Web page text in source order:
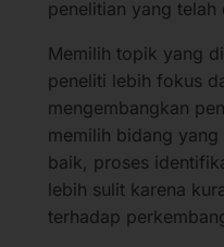
penelitian yang telah
Memilih topik yang
peneliti lebih fokus
mengembangkan
memilih bidang
baik, proses
lebih sulit karena
terhadap